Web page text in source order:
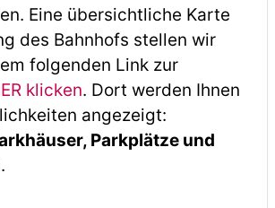
Eine übersichtliche Karte
des Bahnhofs stellen wir
folgenden Link zur
klicken. Dort werden Ihnen
angezeigt:
Parkplätze und
.